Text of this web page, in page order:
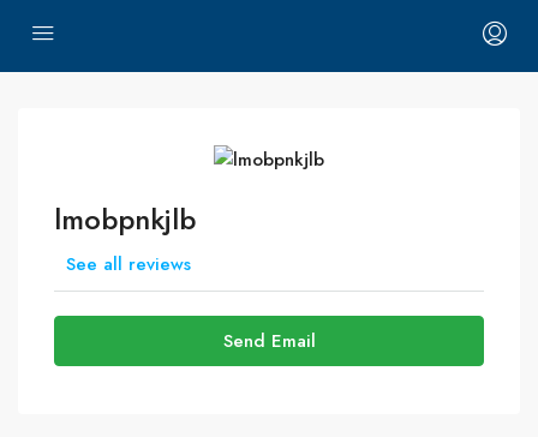
lmobpnkjlb
See all reviews
Send Email